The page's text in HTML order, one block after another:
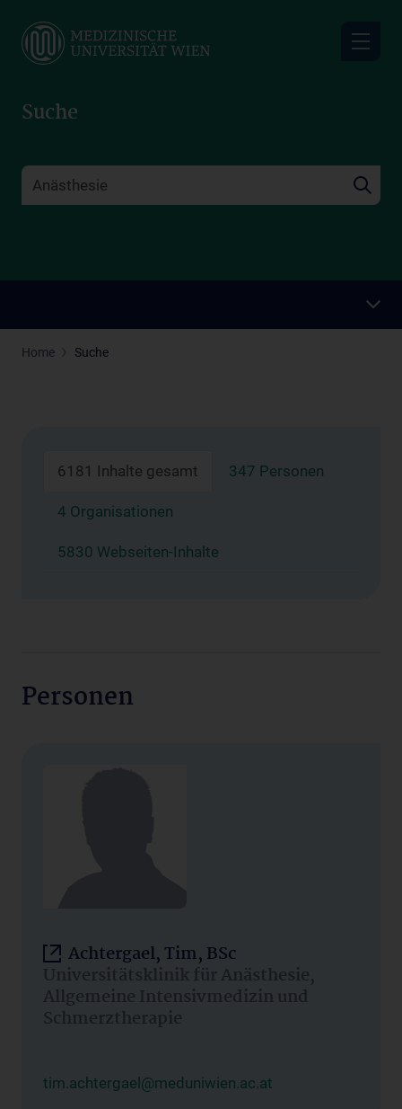
main
Suche
Home Suche
6181 Inhalte gesamt 347 Personen
4 Organisationen
5830 Webseiten-Inhalte
Personen
Achtergael, Tim, BSc
Universitätsklinik für Anästhesie,
Allgemeine Intensivmedizin und
Schmerztherapie
tim.achtergael@meduniwien.ac.at